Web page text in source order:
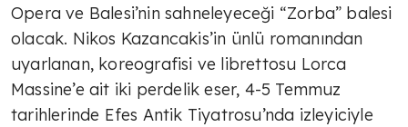
Opera ve Balesi’nin sahneleyeceği “Zorba” balesi
olacak. Nikos Kazancakis’in ünlü romanından
uyarlanan, koreografisi ve librettosu Lorca
Massine’e ait iki perdelik eser, 4-5 Temmuz
tarihlerinde Efes Antik Tiyatrosu’nda izleyiciyle